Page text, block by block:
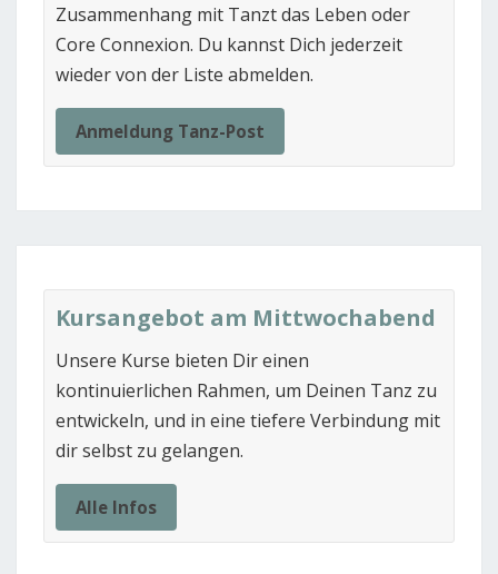
Zusammenhang mit Tanzt das Leben oder
Core Connexion. Du kannst Dich jederzeit
wieder von der Liste abmelden.
Anmeldung Tanz-Post
Kursangebot am Mittwochabend
Unsere Kurse bieten Dir einen
kontinuierlichen Rahmen, um Deinen Tanz zu
entwickeln, und in eine tiefere Verbindung mit
dir selbst zu gelangen.
Alle Infos